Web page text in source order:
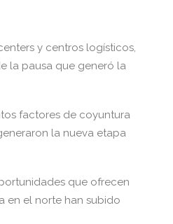
y centros logísticos,
la pausa que generó la
factores de coyuntura
la nueva etapa
que ofrecen
en el norte han subido